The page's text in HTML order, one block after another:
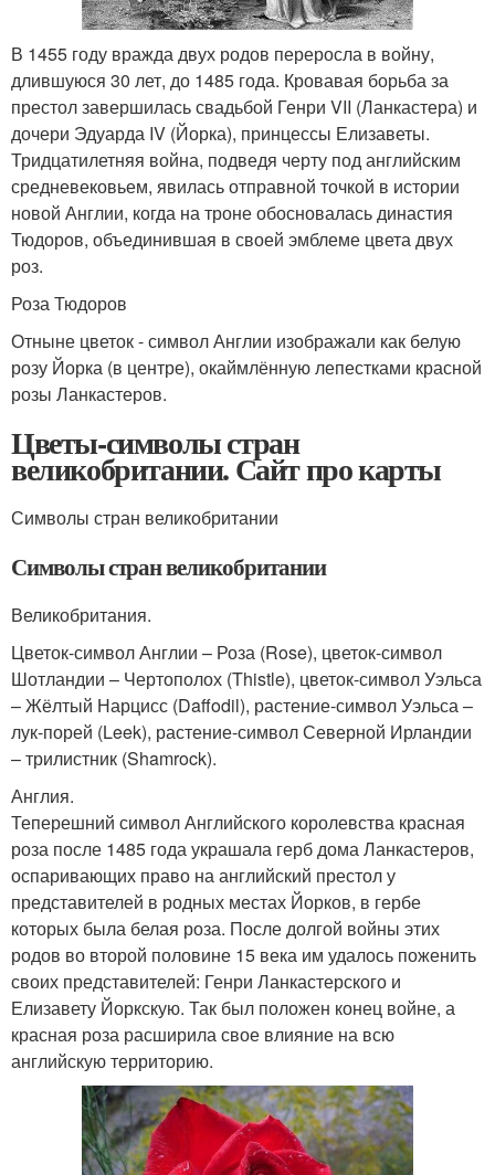
В 1455 году вражда двух родов переросла в войну,
длившуюся 30 лет, до 1485 года. Кровавая борьба за
престол завершилась свадьбой Генри VII (Ланкастера) и
дочери Эдуарда IV (Йорка), принцессы Елизаветы.
Тридцатилетняя война, подведя черту под английским
средневековьем, явилась отправной точкой в истории
новой Англии, когда на троне обосновалась династия
Тюдоров, объединившая в своей эмблеме цвета двух
роз.
Роза Тюдоров
Отныне цветок - символ Англии изображали как белую
розу Йорка (в центре), окаймлённую лепестками красной
розы Ланкастеров.
Цветы-символы стран
великобритании. Сайт про карты
Символы стран великобритании
Символы стран великобритании
Великобритания.
Цветок-символ Англии – Роза (Rose), цветок-символ
Шотландии – Чертополох (Thistle), цветок-символ Уэльса
– Жёлтый Нарцисс (Daffodil), растение-символ Уэльса –
лук-порей (Leek), растение-символ Северной Ирландии
– трилистник (Shamrock).
Англия.
Теперешний символ Английского королевства красная
роза после 1485 года украшала герб дома Ланкастеров,
оспаривающих право на английский престол у
представителей в родных местах Йорков, в гербе
которых была белая роза. После долгой войны этих
родов во второй половине 15 века им удалось поженить
своих представителей: Генри Ланкастерского и
Елизавету Йоркскую. Так был положен конец войне, а
красная роза расширила свое влияние на всю
английскую территорию.